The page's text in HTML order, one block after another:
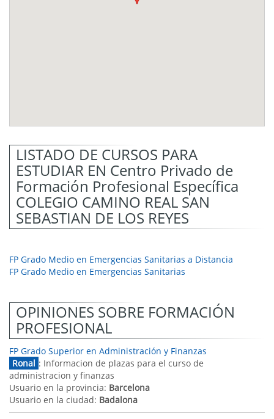
LISTADO DE CURSOS PARA
ESTUDIAR EN Centro Privado de
Formación Profesional Específica
COLEGIO CAMINO REAL SAN
SEBASTIAN DE LOS REYES
FP Grado Medio en Emergencias Sanitarias a Distancia
FP Grado Medio en Emergencias Sanitarias
OPINIONES SOBRE FORMACIÓN
PROFESIONAL
FP Grado Superior en Administración y Finanzas
Ronal : Informacion de plazas para el curso de
administracion y finanzas
Usuario en la provincia: Barcelona
Usuario en la ciudad: Badalona